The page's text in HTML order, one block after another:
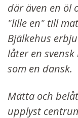
där även en öl
"lille en" till
Bjälkehus
låter en
som en dansk.
Mätta och
upplyst